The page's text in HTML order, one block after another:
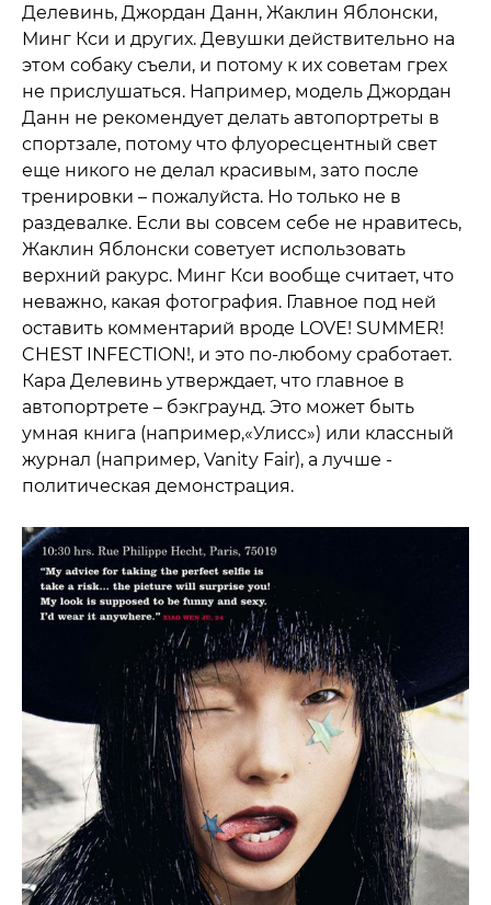
Делевинь, Джордан Данн, Жаклин Яблонски,
Минг Кси и других. Девушки действительно на
этом собаку съели, и потому к их советам грех
не прислушаться. Например, модель Джордан
Данн не рекомендует делать автопортреты в
спортзале, потому что флуоресцентный свет
еще никого не делал красивым, зато после
тренировки – пожалуйста. Но только не в
раздевалке. Если вы совсем себе не нравитесь,
Жаклин Яблонски советует использовать
верхний ракурс. Минг Кси вообще считает, что
неважно, какая фотография. Главное под ней
оставить комментарий вроде LOVE! SUMMER!
CHEST INFECTION!, и это по-любому сработает.
Кара Делевинь утверждает, что главное в
автопортрете – бэкграунд. Это может быть
умная книга (например,«Улисс») или классный
журнал (например, Vanity Fair), а лучше -
политическая демонстрация.